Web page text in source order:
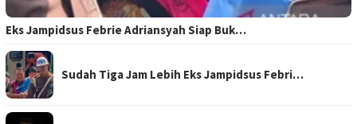
Eks Jampidsus Febrie Adriansyah Siap Buk…
Sudah Tiga Jam Lebih Eks Jampidsus Febri…